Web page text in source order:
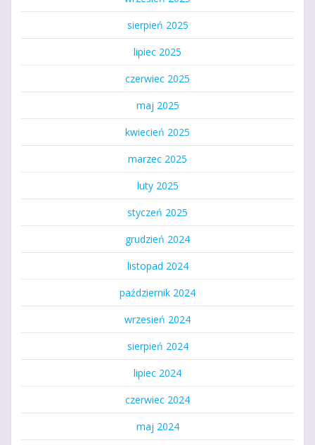
sierpień 2025
lipiec 2025
czerwiec 2025
maj 2025
kwiecień 2025
marzec 2025
luty 2025
styczeń 2025
grudzień 2024
listopad 2024
październik 2024
wrzesień 2024
sierpień 2024
lipiec 2024
czerwiec 2024
maj 2024